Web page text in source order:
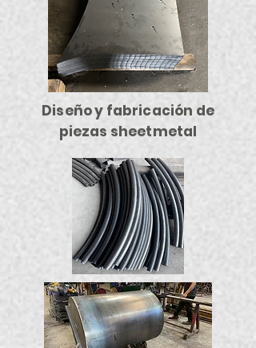
Diseño y fabricación de
piezas sheetmetal